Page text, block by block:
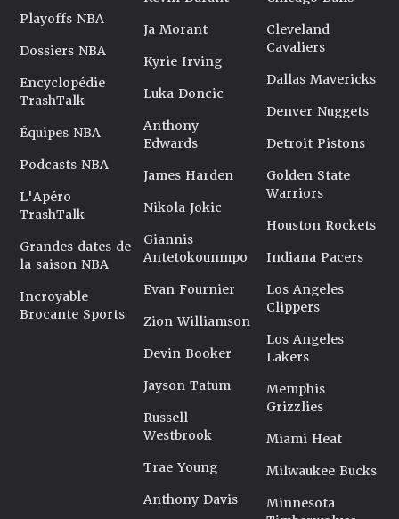
Playoffs NBA
Dossiers NBA
Encyclopédie
TrashTalk
Équipes NBA
Podcasts NBA
L'Apéro
TrashTalk
Grandes dates de
la saison NBA
Incroyable
Brocante Sports
Ja Morant
Kyrie Irving
Luka Doncic
Anthony
Edwards
James Harden
Nikola Jokic
Giannis
Antetokounmpo
Evan Fournier
Zion Williamson
Devin Booker
Jayson Tatum
Russell
Westbrook
Trae Young
Anthony Davis
Cleveland
Cavaliers
Dallas Mavericks
Denver Nuggets
Detroit Pistons
Golden State
Warriors
Houston Rockets
Indiana Pacers
Los Angeles
Clippers
Los Angeles
Lakers
Memphis
Grizzlies
Miami Heat
Milwaukee Bucks
Minnesota